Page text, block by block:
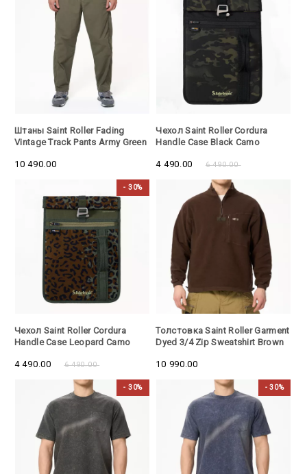
Штаны Saint Roller Fading
Vintage Track Pants Army Green
10 490.00
Чехол Saint Roller Cordura
Handle Case Black Camo
6 490.00
4 490.00
- 30%
Чехол Saint Roller Cordura
Handle Case Leopard Camo
6 490.00
4 490.00
Толстовка Saint Roller Garment
Dyed 3/4 Zip Sweatshirt Brown
10 990.00
- 30% - 30%